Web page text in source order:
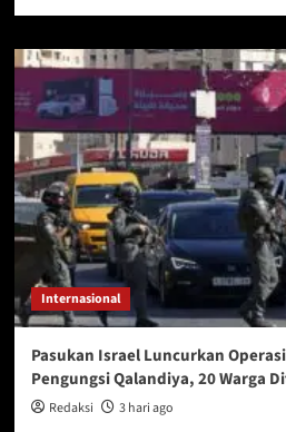
Internasional
Pasukan Israel Luncurkan
Pengungsi Qalandiya, 20 Warga
Redaksi 3 hari ago